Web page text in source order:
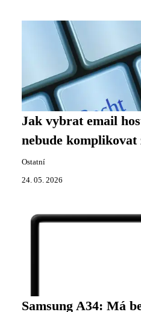
Jak vybrat email
nebude komplikovat
Ostatní
24. 05. 2026
Samsung A34: Má